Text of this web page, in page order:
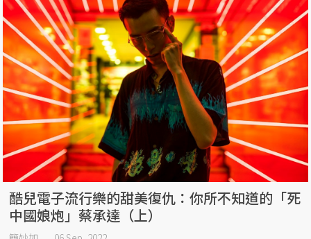
酷兒電子流行樂的甜美復仇：你所不知道的「死
中國娘炮」蔡承達（上）